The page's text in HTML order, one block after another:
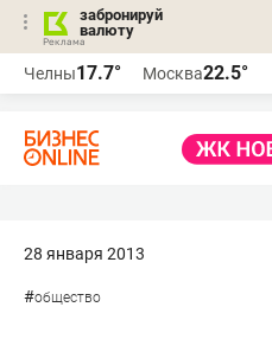
забронируй
валюту
Челны17.7° Москва22.5°
28 января 2013
#общество